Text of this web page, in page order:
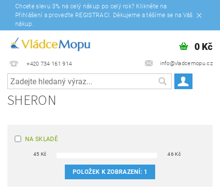
Chcete slevu 3% na celý nákup po celý rok? Klikněte na
Přihlášení a proveďte REGISTRACI. Děkujeme a těšíme se na Váš
nákup.
+420 734 161 914 info@vladcemopu.cz
0 Kč
SHERON
NA SKLADĚ
45 Kč 46 Kč
POLOŽEK K ZOBRAZENÍ: 1